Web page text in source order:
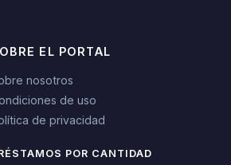
EL PORTAL
nosotros
de uso
de privacidad
POR CANTIDAD